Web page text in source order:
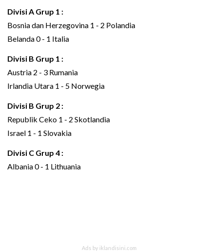
Divisi A Grup 1 :
Bosnia dan Herzegovina 1 - 2 Polandia
Belanda 0 - 1 Italia
Divisi B Grup 1 :
Austria 2 - 3 Rumania
Irlandia Utara 1 - 5 Norwegia
Divisi B Grup 2 :
Republik Ceko 1 - 2 Skotlandia
Israel 1 - 1 Slovakia
Divisi C Grup 4 :
Albania 0 - 1 Lithuania